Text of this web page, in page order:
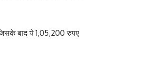
बाद ये 1,05,200 रुपए